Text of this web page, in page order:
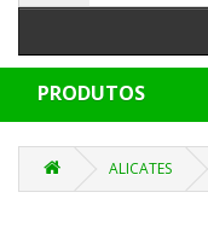
PRODUTOS
ALICATES